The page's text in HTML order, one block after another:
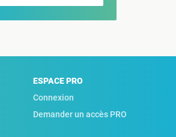
ESPACE PRO
Connexion
Demander un accès PRO